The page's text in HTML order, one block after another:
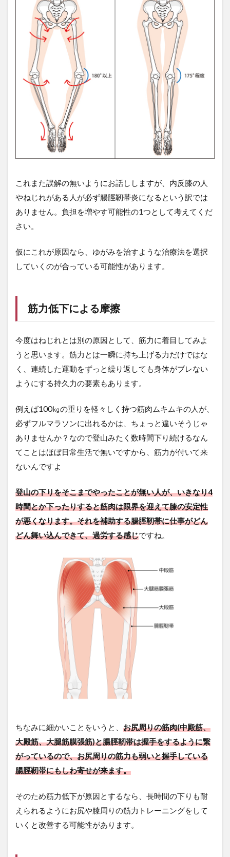
マッ
サー
ジ、
筋ト
レを
する
4.3
タイ
ツを
履
く・
イン
ソー
ルを
する
スト
ック
を使
う
降り
方、
める
4.6
シオ
ロジ
ープ
を使
4.7
法士が
運営す
る整体
院に通
う
追記
5
治
療
方
これまた誤解の無いようにお話ししますが、内反膝の人
やねじれがある人が必ず腸脛靭帯炎になるという訳では
ありません。負担を増やす可能性の1つとして考えてくだ
さい。
仮にこれが原因なら、ゆがみを治すような治療法を選択
していくのが合っている可能性があります。
筋力低下による摩擦
今度はねじれとは別の原因として、筋力に着目してみよ
うと思います。筋力とは一瞬に持ち上げる力だけではな
く、連続した運動をずっと繰り返しても身体がブレない
ようにする持久力の要素もあります。
例えば100㎏の重りを軽々しく持つ筋肉ムキムキの人が、
必ずフルマラソンに出れるかは、ちょっと違いそうじゃ
ありませんか？なので登山みたく数時間下り続けるなん
てことはほぼ日常生活で無いですから、筋力が付いて来
ないんですよ
登山の下りをそこまでやったことが無い人が、いきなり4
時間とか下ったりすると筋肉は限界を迎えて膝の安定性
が悪くなります。それを補助する腸脛靭帯に仕事がどん
どん舞い込んできて、過労する感じですね。
ちなみに細かいことをいうと、 お尻周りの筋肉(中殿筋、
大殿筋、大腿筋膜張筋)と腸脛靭帯は握手をするように繋
がっているので、お尻周りの筋力も弱いと握手している
腸脛靭帯にもしわ寄せが来ます。
そのため筋力低下が原因とするなら、長時間の下りも耐
えられるようにお尻や膝周りの筋力トレーニングをして
いくと改善する可能性があります。